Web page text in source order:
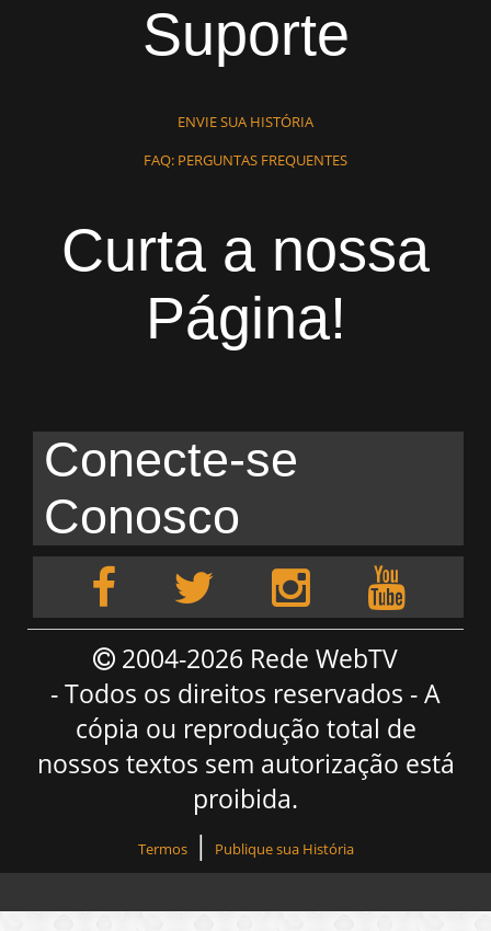
Suporte
ENVIE SUA HISTÓRIA
FAQ: PERGUNTAS FREQUENTES
Curta a nossa
Página!
Conecte-se
Conosco
2004-2026 Rede WebTV
- Todos os direitos reservados - A
cópia ou reprodução total de
nossos textos sem autorização está
proibida.
Termos| Publique sua História